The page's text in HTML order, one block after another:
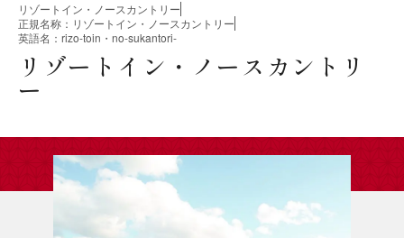
リゾートイン・ノースカントリー
正規名称 ： リゾートイン・ノースカントリー
英語名 ： rizo-toin・no-sukantori-
リゾートイン・ノースカントリ
ー